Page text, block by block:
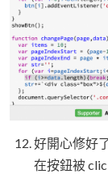
好開心修好
在按鈕被